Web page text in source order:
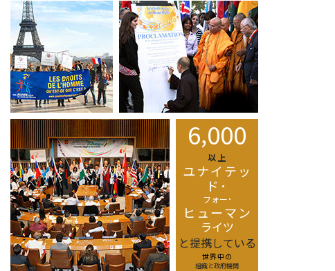
6,000
以上
ユナイテッ
ド･
フォー･
ヒューマン
ライツ
と提携している
世界中の
組織と政府機関